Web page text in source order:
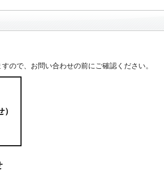
ので、お問い合わせの前にご確認ください。